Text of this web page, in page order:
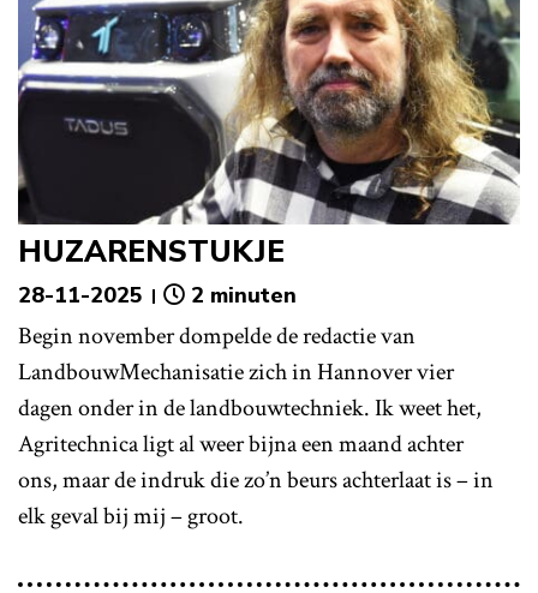
HUZARENSTUKJE
28-11-2025 2 minuten
Begin november dompelde de redactie van
LandbouwMechanisatie zich in Hannover vier
dagen onder in de landbouwtechniek. Ik weet het,
Agritechnica ligt al weer bijna een maand achter
ons, maar de indruk die zo’n beurs achterlaat is – in
elk geval bij mij – groot.